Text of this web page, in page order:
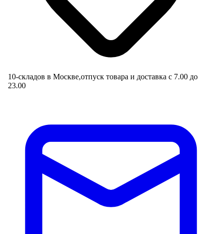
10-складов в Москве,отпуск товара и доставка с 7.00 до
23.00